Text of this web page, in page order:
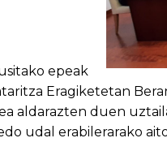
epeak
Eragiketetan
aldarazten duen
udal erabilerarako